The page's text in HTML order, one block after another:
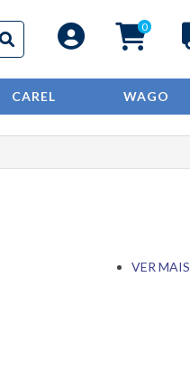
0
CAREL WAGO
VER MAIS